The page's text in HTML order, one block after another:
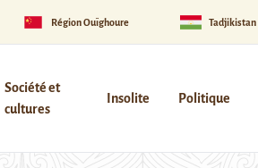
Région Ouïghoure Tadjikistan
Société et
cultures
Insolite Politique